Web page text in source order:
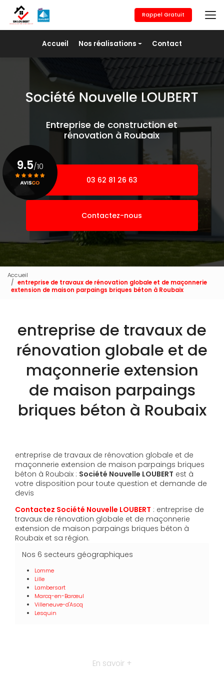
contenu
principal
Accueil Nos réalisations
Maçonnerie générale
Revêtement de sols
Placo/Isolation
Pose de fer
Contact
Rappel Gratuit
Entreprise de construction et
rénovation à Roubaix
03 62 81 26 63
Contactez-nous
9.5/10
Voir le certificat
Accueil
entreprise de travaux de rénovation globale et de maçonnerie
extension de maison parpaings briques béton à Roubaix
entreprise de travaux de
rénovation globale et de
maçonnerie extension
de maison parpaings
briques béton à Roubaix
entreprise de travaux de rénovation globale et de
maçonnerie extension de maison parpaings briques
béton à Roubaix : Société Nouvelle LOUBERT est à
votre disposition pour toute question et demande de
devis
Contactez Société Nouvelle LOUBERT : entreprise de
travaux de rénovation globale et de maçonnerie
extension de maison parpaings briques béton à
Roubaix et sa région.
Nos 6 secteurs géographiques
Lomme
Lille
Lambersart
Marcq-en-Barœul
Villeneuve-d'Ascq
Lesquin
En savoir +